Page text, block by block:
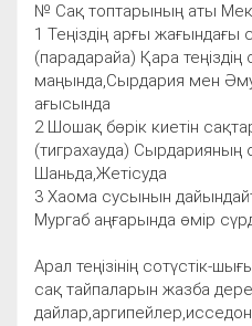
№ Сақ топтарының аты
1 Теңіздің арғы жағындағы
(парадарайа) Қара теңіздің
маңында,Сырдария мен
ағысында
2 Шошақ бөрік киетін
(тиграхауда) Сырдарияның
Шаньда,Жетісуда
3 Хаома сусынын
Мургаб аңғарында өмір
Арал теңізінің сотүстік-
сақ тайпаларын жазба